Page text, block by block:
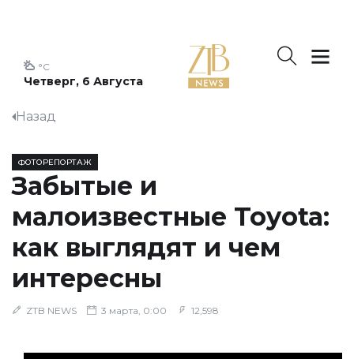
Четверг, 6 Августа
°C
Назад
ФОТОРЕПОРТАЖ
Забытые и
малоизвестные Toyota:
как выглядят и чем
интересны
ZTB NEWS 3 марта, 0:00 12,598